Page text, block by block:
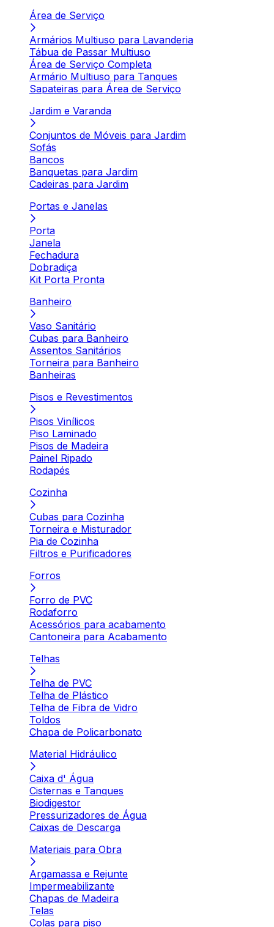
Área de Serviço
Armários Multiuso para Lavanderia
Tábua de Passar Multiuso
Área de Serviço Completa
Armário Multiuso para Tanques
Sapateiras para Área de Serviço
Jardim e Varanda
Conjuntos de Móveis para Jardim
Sofás
Bancos
Banquetas para Jardim
Cadeiras para Jardim
Portas e Janelas
Porta
Janela
Fechadura
Dobradiça
Kit Porta Pronta
Banheiro
Vaso Sanitário
Cubas para Banheiro
Assentos Sanitários
Torneira para Banheiro
Banheiras
Pisos e Revestimentos
Pisos Vinílicos
Piso Laminado
Pisos de Madeira
Painel Ripado
Rodapés
Cozinha
Cubas para Cozinha
Torneira e Misturador
Pia de Cozinha
Filtros e Purificadores
Forros
Forro de PVC
Rodaforro
Acessórios para acabamento
Cantoneira para Acabamento
Telhas
Telha de PVC
Telha de Plástico
Telha de Fibra de Vidro
Toldos
Chapa de Policarbonato
Material Hidráulico
Caixa d' Água
Cisternas e Tanques
Biodigestor
Pressurizadores de Água
Caixas de Descarga
Materiais para Obra
Argamassa e Rejunte
Impermeabilizante
Chapas de Madeira
Telas
Colas para piso